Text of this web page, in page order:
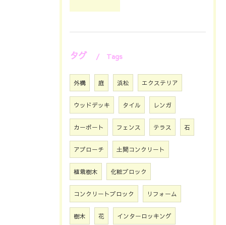
タグ Tags
外構 庭 浜松 エクステリア
ウッドデッキ タイル レンガ
カーポート フェンス テラス 石
アプローチ 土間コンクリート
植栽樹木 化粧ブロック
コンクリートブロック リフォーム
樹木 花 インターロッキング